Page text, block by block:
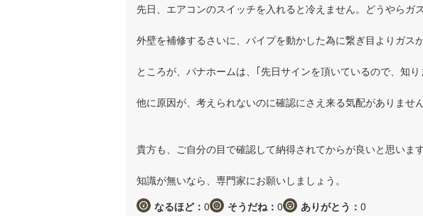
先日、エアコンのスイッチを入れると冷えません。どうやらガ
外壁を補修するさいに、パイプを動かした為に繋ぎ目よりガス
ところが、パナホームは、｢先日サインを頂いているので、知り
他に原因が、考えられないのに確認にさえ来る気配がありません
貴方も、ご自分の目で確認して納得されてからが良いと思います
知識が無いなら、専門家にお願いしましょう。
なるほど： 0 そうだね： 0 ありがとう： 0